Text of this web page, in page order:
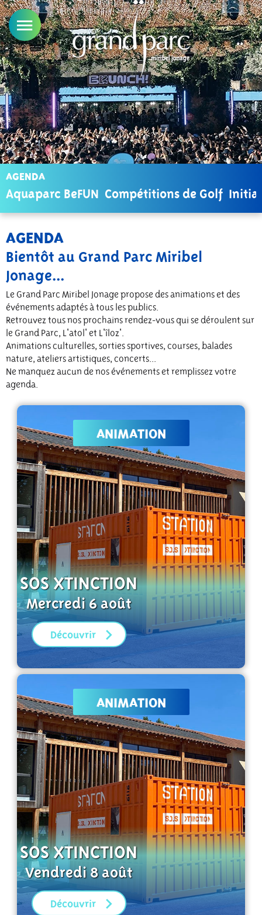
AGENDA
Aquaparc BeFUN Compétitions de Golf
AGENDA
Bientôt au Grand Parc Miribel
Jonage...
Le Grand Parc Miribel Jonage propose des animations et des
événements adaptés à tous les publics.
Retrouvez tous nos prochains rendez-vous qui se déroulent sur
le Grand Parc, L'atol' et L'îloz'.
Animations culturelles, sorties sportives, courses, balades
nature, ateliers artistiques, concerts...
Ne manquez aucun de nos événements et remplissez votre
agenda.
ANIMATION
SOS XTINCTION
Mercredi 6 août
Découvrir
ANIMATION
SOS XTINCTION
Vendredi 8 août
Découvrir